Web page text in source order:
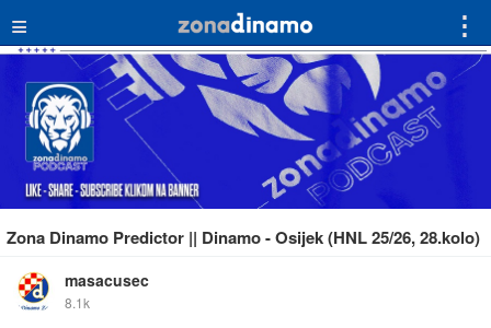
≡ ⋮
Zona Dinamo Predictor || Dinamo - Osijek (HNL 25/26, 28.kolo)
masacusec
8.1k